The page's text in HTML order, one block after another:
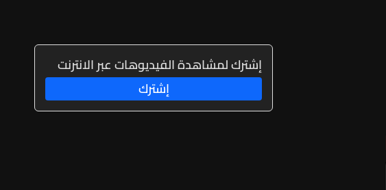
إشترك لمشاهدة الفيديوهات عبر الانترنت
إشترك